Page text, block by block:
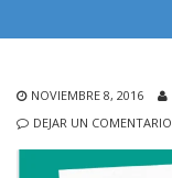
NOVIEMBRE 8, 2016
DEJAR UN COMENTARIO